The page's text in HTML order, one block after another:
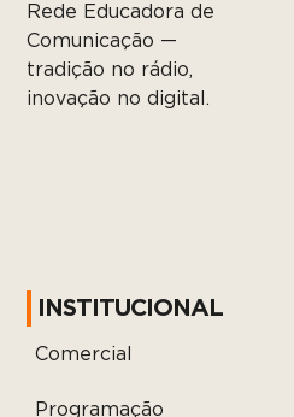
Rede Educadora de
Comunicação —
tradição no rádio,
inovação no digital.
INSTITUCIONAL
Comercial
Programação